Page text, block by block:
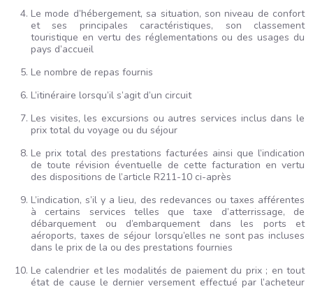
Le mode d’hébergement, sa situation, son niveau de confort
et ses principales caractéristiques, son classement
touristique en vertu des réglementations ou des usages du
pays d’accueil
Le nombre de repas fournis
L’itinéraire lorsqu’il s’agit d’un circuit
Les visites, les excursions ou autres services inclus dans le
prix total du voyage ou du séjour
Le prix total des prestations facturées ainsi que l’indication
de toute révision éventuelle de cette facturation en vertu
des dispositions de l’article R211-10 ci-après
L’indication, s’il y a lieu, des redevances ou taxes afférentes
à certains services telles que taxe d’atterrissage, de
débarquement ou d’embarquement dans les ports et
aéroports, taxes de séjour lorsqu’elles ne sont pas incluses
dans le prix de la ou des prestations fournies
Le calendrier et les modalités de paiement du prix ; en tout
état de cause le dernier versement effectué par l’acheteur